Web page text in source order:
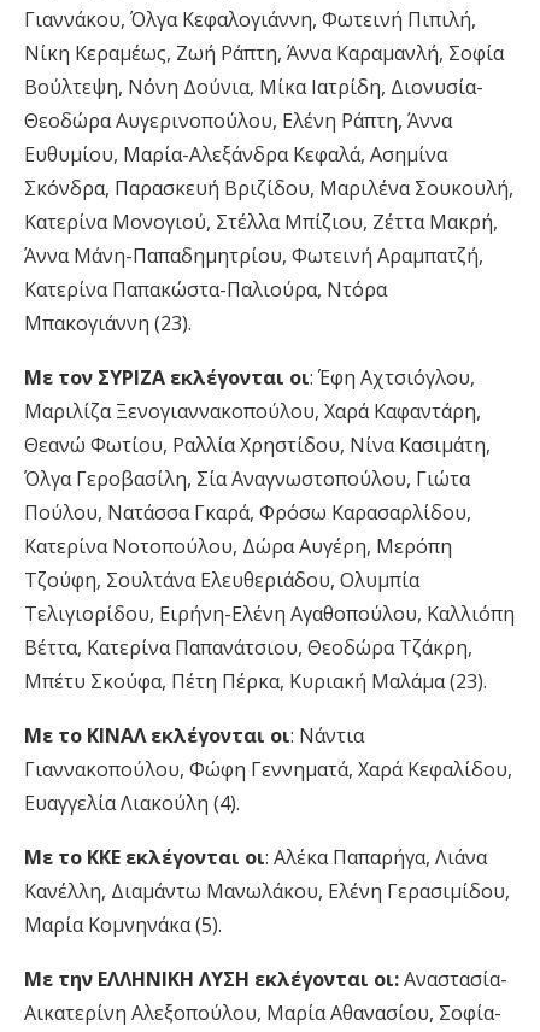
Γιαννάκου, Όλγα Κεφαλογιάννη, Φωτεινή Πιπιλή,
Νίκη Κεραμέως, Ζωή Ράπτη, Άννα Καραμανλή, Σοφία
Βούλτεψη, Νόνη Δούνια, Μίκα Ιατρίδη, Διονυσία-
Θεοδώρα Αυγερινοπούλου, Ελένη Ράπτη, Άννα
Ευθυμίου, Μαρία-Αλεξάνδρα Κεφαλά, Ασημίνα
Σκόνδρα, Παρασκευή Βριζίδου, Μαριλένα Σουκουλή,
Κατερίνα Μονογιού, Στέλλα Μπίζιου, Ζέττα Μακρή,
Άννα Μάνη-Παπαδημητρίου, Φωτεινή Αραμπατζή,
Κατερίνα Παπακώστα-Παλιούρα, Ντόρα
Μπακογιάννη (23).
Με τον ΣΥΡΙΖΑ εκλέγονται οι: Έφη Αχτσιόγλου,
Μαριλίζα Ξενογιαννακοπούλου, Χαρά Καφαντάρη,
Θεανώ Φωτίου, Ραλλία Χρηστίδου, Νίνα Κασιμάτη,
Όλγα Γεροβασίλη, Σία Αναγνωστοπούλου, Γιώτα
Πούλου, Νατάσσα Γκαρά, Φρόσω Καρασαρλίδου,
Κατερίνα Νοτοπούλου, Δώρα Αυγέρη, Μερόπη
Τζούφη, Σουλτάνα Ελευθεριάδου, Ολυμπία
Τελιγιορίδου, Ειρήνη-Ελένη Αγαθοπούλου, Καλλιόπη
Βέττα, Κατερίνα Παπανάτσιου, Θεοδώρα Τζάκρη,
Μπέτυ Σκούφα, Πέτη Πέρκα, Κυριακή Μαλάμα (23).
Με το ΚΙΝΑΛ εκλέγονται οι: Νάντια
Γιαννακοπούλου, Φώφη Γεννηματά, Χαρά Κεφαλίδου,
Ευαγγελία Λιακούλη (4).
Με το ΚΚΕ εκλέγονται οι: Αλέκα Παπαρήγα, Λιάνα
Κανέλλη, Διαμάντω Μανωλάκου, Ελένη Γερασιμίδου,
Μαρία Κομνηνάκα (5).
Με την ΕΛΛΗΝΙΚΗ ΛΥΣΗ εκλέγονται οι:Αναστασία-
Αικατερίνη Αλεξοπούλου, Μαρία Αθανασίου, Σοφία-